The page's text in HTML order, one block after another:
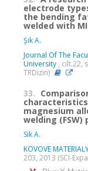
electrode
the bending
welded with
Şık A.
Journal Of The
University , cilt.22,
TRDizin)
33.
magnesium
welding (FSW)
Sik A.
KOVOVE
203, 2013 (SCI-